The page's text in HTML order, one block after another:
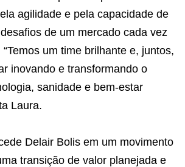
agilidade e pela capacidade de
de um mercado cada vez
um time brilhante e, juntos,
inovando e transformando o
sanidade e bem-estar
Laura.
Delair Bolis em um movimento
transição de valor planejada e